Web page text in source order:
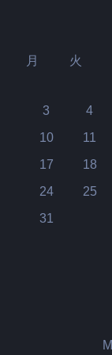
月 火
3
4
10
11
17
18
24
25
31